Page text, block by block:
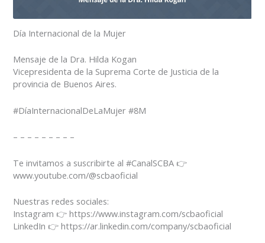
Día Internacional de la Mujer
Mensaje de la Dra. Hilda Kogan
Vicepresidenta de la Suprema Corte de Justicia de la
provincia de Buenos Aires.
#DíaInternacionalDeLaMujer #8M
– – – – – – – – –
Te invitamos a suscribirte al #CanalSCBA 👉
www.youtube.com/@scbaoficial
Nuestras redes sociales:
Instagram 👉 https://www.instagram.com/scbaoficial
LinkedIn 👉 https://ar.linkedin.com/company/scbaoficial